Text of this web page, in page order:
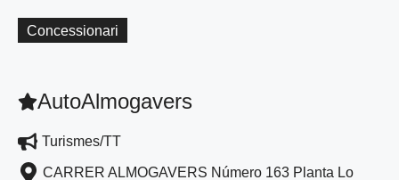
Concessionari
AutoAlmogavers
Turismes/TT
CARRER ALMOGAVERS Número 163 Planta Lo